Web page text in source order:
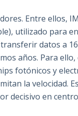
Entre ellos,
utilizado para
datos a
años. Para ello,
fotónicos y
la velocidad.
decisivo en